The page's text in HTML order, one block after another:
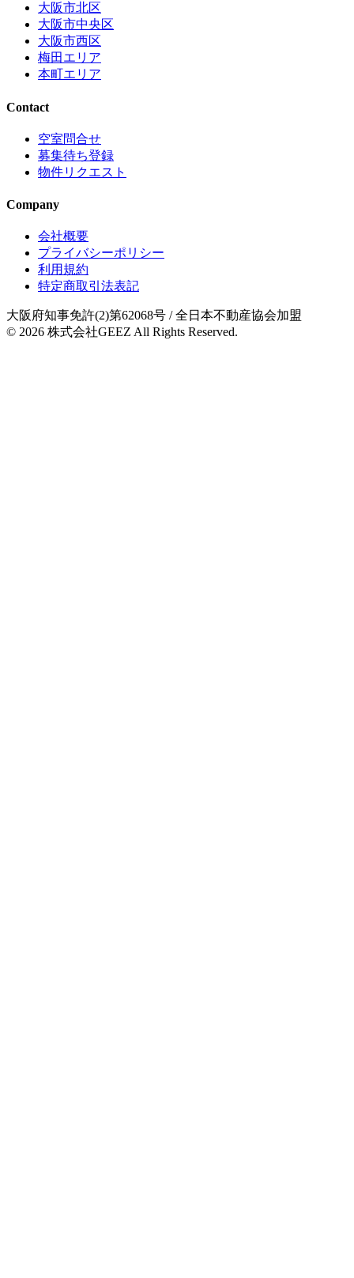
大阪市北区
大阪市中央区
大阪市西区
梅田エリア
本町エリア
Contact
空室問合せ
募集待ち登録
物件リクエスト
Company
会社概要
プライバシーポリシー
利用規約
特定商取引法表記
大阪府知事免許(2)第62068号 / 全日本不動産協会加盟
© 2026 株式会社GEEZ All Rights Reserved.